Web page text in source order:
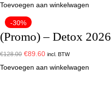
Toevoegen aan winkelwagen
-30%
(Promo) – Detox 2026
€128.00 €89.60 incl. BTW
Toevoegen aan winkelwagen